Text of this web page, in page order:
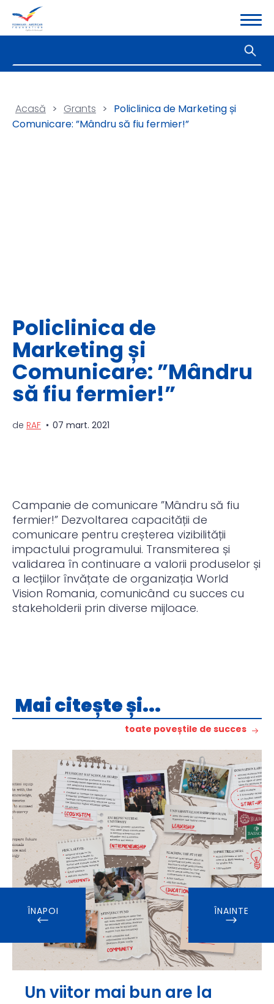
Acasă > Grants > Policlinica de Marketing și
Comunicare: ”Mândru să fiu fermier!”
Policlinica de
Marketing și
Comunicare: ”Mândru
să fiu fermier!”
de RAF 07 mart. 2021
Campanie de comunicare ”Mândru să fiu
fermier!” Dezvoltarea capacității de
comunicare pentru creșterea vizibilității
impactului programului. Transmiterea și
validarea în continuare a valorii produselor și
a lecțiilor învățate de organizația World
Vision Romania, comunicând cu succes cu
stakeholderii prin diverse mijloace.
Mai citește și...
toate poveștile de succes
Un viitor mai bun are la
ÎNAPOI ÎNAINTE